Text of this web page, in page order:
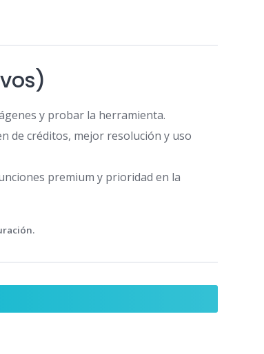
y probar la herramienta.
de créditos, mejor resolución y uso
premium y prioridad en la